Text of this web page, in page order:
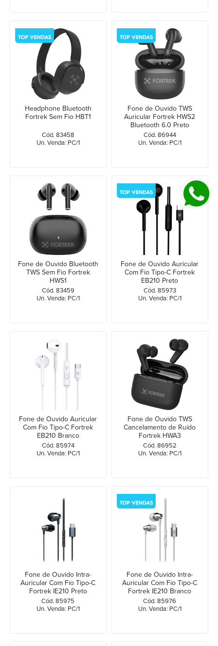
Headphone Bluetooth
Fortrek Sem Fio HBT1
Cód. 83458
Un. Venda: PC/1
Fone de Ouvido TWS
Auricular Fortrek HWS2
Bluetooth 6.0 Preto
Cód. 86944
Un. Venda: PC/1
Fone de Ouvido Bluetooth
TWS Sem Fio Fortrek
HWS1
Cód. 83459
Un. Venda: PC/1
Fone de Ouvido Auricular
Com Fio Tipo-C Fortrek
EB210 Preto
Cód. 85973
Un. Venda: PC/1
Fone de Ouvido Auricular
Com Fio Tipo-C Fortrek
EB210 Branco
Cód. 85974
Un. Venda: PC/1
Fone de Ouvido TWS
Cancelamento de Ruído
Fortrek HWA3
Cód. 86952
Un. Venda: PC/1
Fone de Ouvido Intra-
Auricular Com Fio Tipo-C
Fortrek IE210 Preto
Cód. 85975
Un. Venda: PC/1
Fone de Ouvido Intra-
Auricular Com Fio Tipo-C
Fortrek IE210 Branco
Cód. 85976
Un. Venda: PC/1